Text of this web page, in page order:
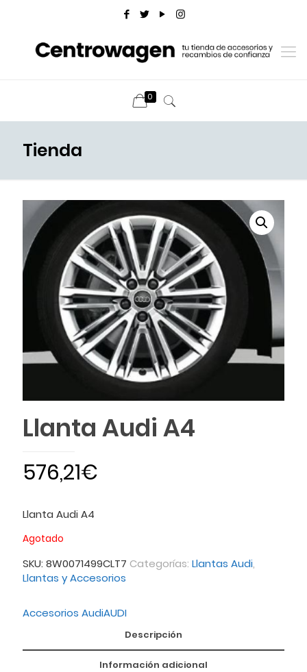
0
Tienda
Llanta Audi A4
576,21€
Llanta Audi A4
Agotado
SKU: 8W0071499CLT7 Categorías: Llantas Audi,
Llantas y Accesorios
Accesorios AudiAUDI
Descripción
Información adicional